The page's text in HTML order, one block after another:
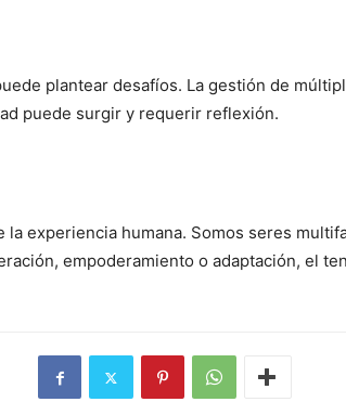
plantear desafíos. La gestión de
puede surgir y requerir reflexión.
experiencia humana. Somos seres
empoderamiento o adaptación, el